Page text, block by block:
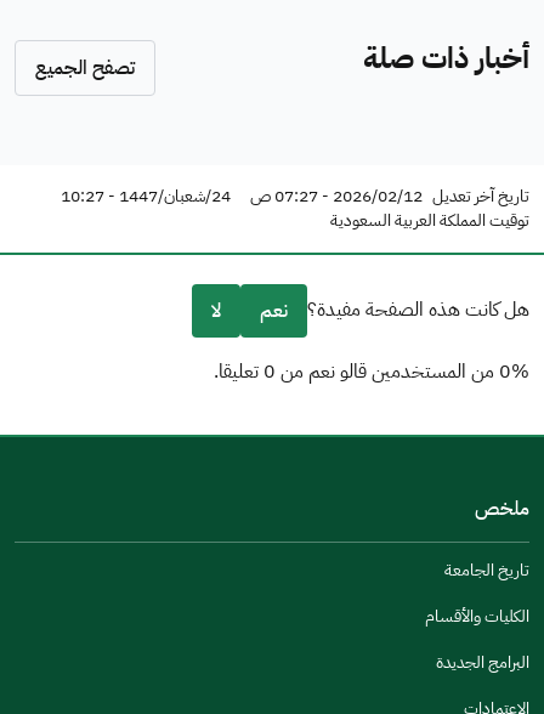
أخبار ذات صلة تصفح الجميع
تاريخ آخر تعديل 2026/02/12 - 07:27 ص
24/شعبان/1447 - 10:27
توقيت المملكة العربية السعودية
هل كانت هذه الصفحة مفيدة؟ نعم لا
0% من المستخدمين قالو نعم من 0 تعليقا.
مكتوبة بشكل جيد
الإجابات كانت مرتبطة
تصميمه يجعله سهل القراءة
ملخص
تاريخ الجامعة
الكليات والأقسام
البرامج الجديدة
الإعتمادات